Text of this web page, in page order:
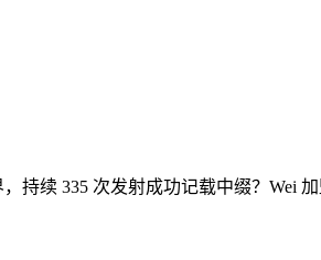
持续 335 次发射成功记载中缀？Wei